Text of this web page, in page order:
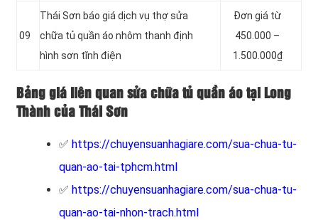
09
Thái Sơn báo giá dịch vụ thợ sửa
chữa tủ quần áo nhôm thanh định
hình sơn tĩnh điện
Đơn giá từ
450.000 –
1.500.000₫
Bảng giá liên quan sửa chữa tủ quần áo tại Long
Thành của Thái Sơn
✅ https://chuyensuanhagiare.com/sua-chua-tu-
quan-ao-tai-tphcm.html
✅ https://chuyensuanhagiare.com/sua-chua-tu-
quan-ao-tai-nhon-trach.html